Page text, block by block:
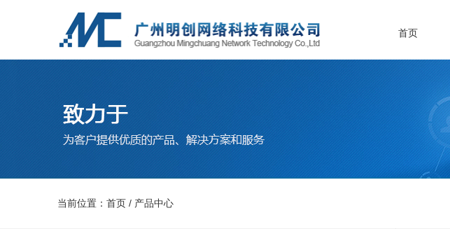
首页
当前位置： 首页 / 产品中心